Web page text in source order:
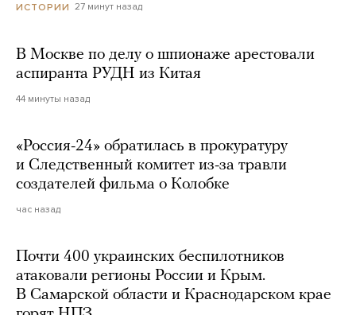
ИСТОРИИ 27 минут назад
В Москве по делу о шпионаже арестовали
аспиранта РУДН из Китая
44 минуты назад
«Россия-24» обратилась в прокуратуру
и Следственный комитет из-за травли
создателей фильма о Колобке
час назад
Почти 400 украинских беспилотников
атаковали регионы России и Крым.
В Самарской области и Краснодарском крае